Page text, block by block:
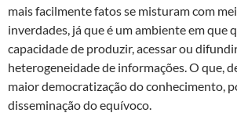
mais facilmente fatos se misturam com
inverdades, já que é um ambiente em que
capacidade de produzir, acessar ou
heterogeneidade de informações. O que,
maior democratização do conhecimento,
disseminação do equívoco.